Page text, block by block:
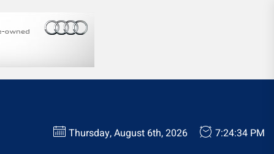
Thursday, August 6th, 2026 7:24:34 PM